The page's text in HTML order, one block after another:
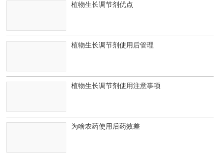
植物生长调节剂优点
植物生长调节剂使用后管理
植物生长调节剂使用注意事项
为啥农药使用后药效差